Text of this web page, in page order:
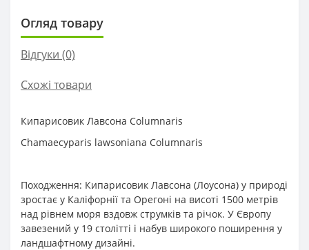
Огляд товару
Відгуки (0)
Схожі товари
Кипарисовик Лавсона Columnaris
Chamaecyparis lawsoniana Columnaris
Походження: Кипарисовик Лавсона (Лоусона) у природі
зростає у Каліфорнії та Орегоні на висоті 1500 метрів
над рівнем моря вздовж струмків та річок. У Європу
завезений у 19 столітті і набув широкого поширення у
ландшафтному дизайні.